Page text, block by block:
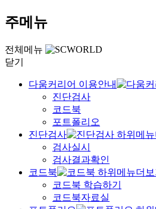
주메뉴
전체메뉴
닫기
다움커리어 이용안내
진단검사
코드북
포트폴리오
진단검사
검사실시
검사결과확인
코드북
코드북 학습하기
코드북자료실